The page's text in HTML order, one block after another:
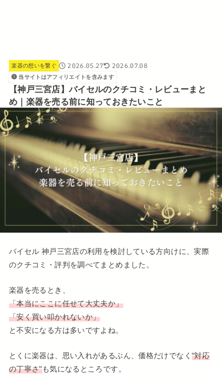
楽器の想いを繋ぐ 2026.05.27 2026.07.08
当サイトはアフィリエイトを含みます
【神戸三宮店】バイセルのクチコミ・レビューまと
め｜楽器を売る前に知っておきたいこと
バイセル 神戸三宮店の利用を検討している方向けに、実際
のクチコミ・評判を調べてまとめました。
楽器を売るとき、
「本当にここに任せて大丈夫か」
「安く買い叩かれないか」
と不安になる方は多いですよね。
とくに楽器は、思い入れがあるぶん、価格だけでなく “対応
の丁寧さ”も気になるところです。